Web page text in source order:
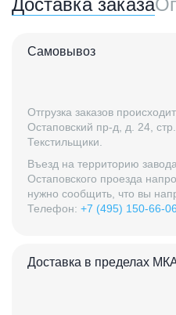
Самовывоз
Отгрузка заказов
Остаповский пр-д, д. 24,
Текстильщики.
Въезд на территорию
Остаповского проезда
нужно сообщить, что вы
Телефон: +7 (495) 150-66-06
Доставка в пределах